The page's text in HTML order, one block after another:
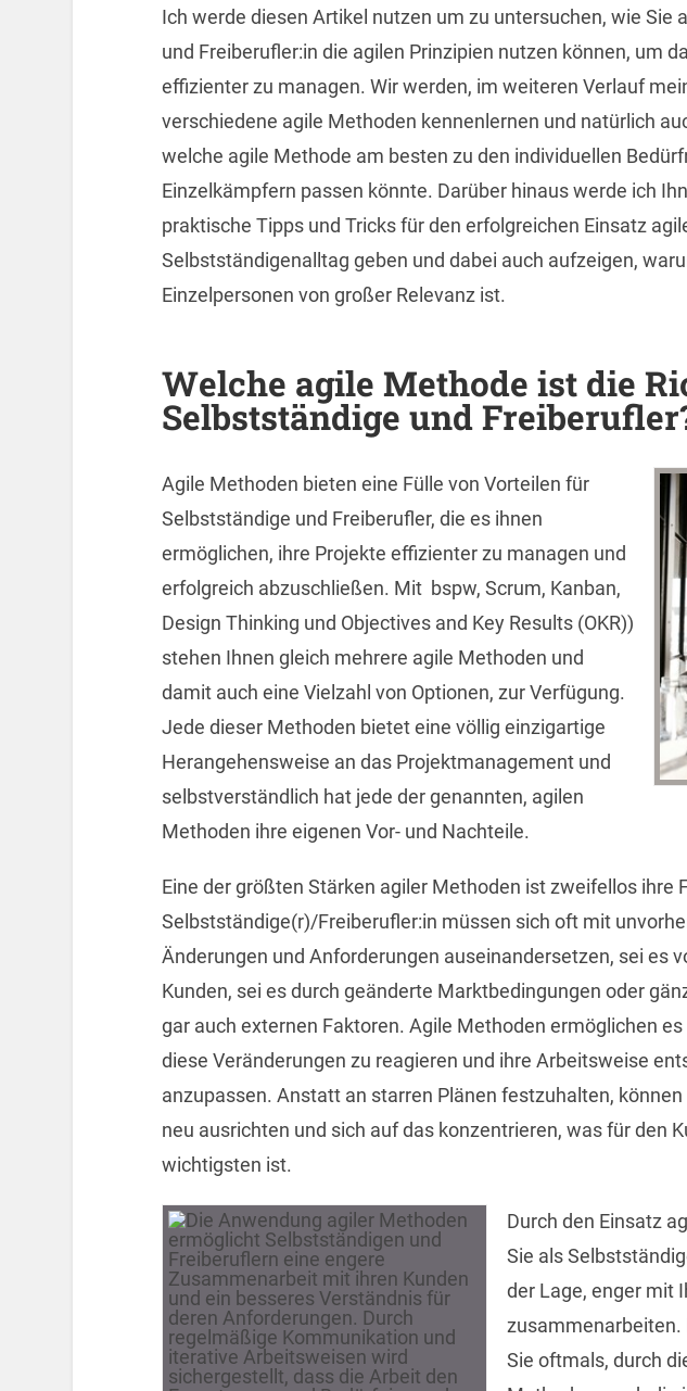
Ich werde diesen Artikel nutzen um zu untersuchen, wie Sie
und Freiberufler:in die agilen Prinzipien nutzen können, um
effizienter zu managen. Wir werden, im weiteren Verlauf
verschiedene agile Methoden kennenlernen und natürlich
welche agile Methode am besten zu den individuellen
Einzelkämpfern passen könnte. Darüber hinaus werde ich
praktische Tipps und Tricks für den erfolgreichen Einsatz
Selbstständigenalltag geben und dabei auch aufzeigen,
Einzelpersonen von großer Relevanz ist.
Welche agile Methode ist die
Selbstständige und
Agile Methoden bieten eine Fülle von Vorteilen für
Selbstständige und Freiberufler, die es ihnen
ermöglichen, ihre Projekte effizienter zu managen und
erfolgreich abzuschließen. Mit bspw, Scrum, Kanban,
Design Thinking und Objectives and Key Results (OKR))
stehen Ihnen gleich mehrere agile Methoden und
damit auch eine Vielzahl von Optionen, zur Verfügung.
Jede dieser Methoden bietet eine völlig einzigartige
Herangehensweise an das Projektmanagement und
selbstverständlich hat jede der genannten, agilen
Methoden ihre eigenen Vor- und Nachteile.
Eine der größten Stärken agiler Methoden ist zweifellos ihre
Selbstständige(r)/Freiberufler:in müssen sich oft mit
Änderungen und Anforderungen auseinandersetzen, sei es
Kunden, sei es durch geänderte Marktbedingungen oder
gar auch externen Faktoren. Agile Methoden ermöglichen
diese Veränderungen zu reagieren und ihre Arbeitsweise
anzupassen. Anstatt an starren Plänen festzuhalten,
neu ausrichten und sich auf das konzentrieren, was für den
wichtigsten ist.
Durch den Einsatz
Sie als
der Lage, enger mit
zusammenarbeiten.
Sie oftmals, durch